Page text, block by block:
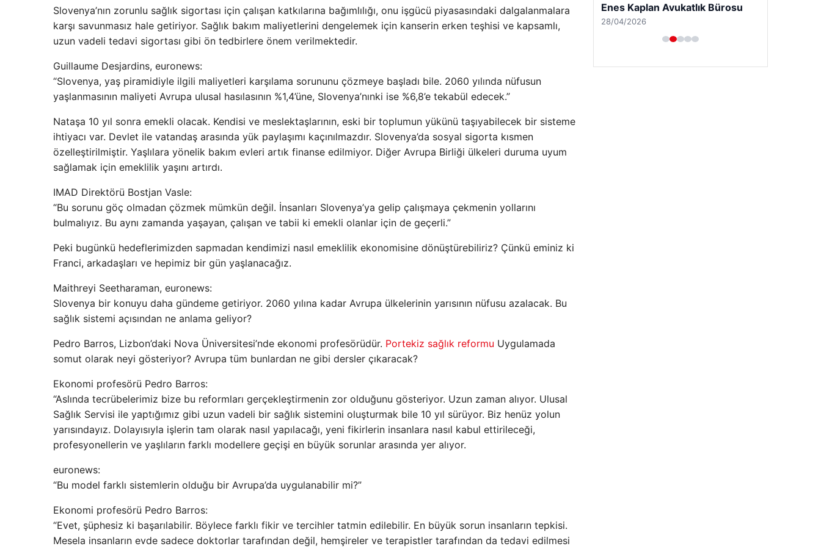
Slovenya’nın zorunlu sağlık sigortası için çalışan katkılarına bağımlılığı, onu işgücü piyasasındaki dalgalanmalara
karşı savunmasız hale getiriyor. Sağlık bakım maliyetlerini dengelemek için kanserin erken teşhisi ve kapsamlı,
uzun vadeli tedavi sigortası gibi ön tedbirlere önem verilmektedir.
Guillaume Desjardins, euronews:
“Slovenya, yaş piramidiyle ilgili maliyetleri karşılama sorununu çözmeye başladı bile. 2060 yılında nüfusun
yaşlanmasının maliyeti Avrupa ulusal hasılasının %1,4’üne, Slovenya’nınki ise %6,8’e tekabül edecek.”
Nataşa 10 yıl sonra emekli olacak. Kendisi ve meslektaşlarının, eski bir toplumun yükünü taşıyabilecek bir sisteme
ihtiyacı var. Devlet ile vatandaş arasında yük paylaşımı kaçınılmazdır. Slovenya’da sosyal sigorta kısmen
özelleştirilmiştir. Yaşlılara yönelik bakım evleri artık finanse edilmiyor. Diğer Avrupa Birliği ülkeleri duruma uyum
sağlamak için emeklilik yaşını artırdı.
IMAD Direktörü Bostjan Vasle:
“Bu sorunu göç olmadan çözmek mümkün değil. İnsanları Slovenya’ya gelip çalışmaya çekmenin yollarını
bulmalıyız. Bu aynı zamanda yaşayan, çalışan ve tabii ki emekli olanlar için de geçerli.”
Peki bugünkü hedeflerimizden sapmadan kendimizi nasıl emeklilik ekonomisine dönüştürebiliriz? Çünkü eminiz ki
Franci, arkadaşları ve hepimiz bir gün yaşlanacağız.
Maithreyi Seetharaman, euronews:
Slovenya bir konuyu daha gündeme getiriyor. 2060 yılına kadar Avrupa ülkelerinin yarısının nüfusu azalacak. Bu
sağlık sistemi açısından ne anlama geliyor?
Pedro Barros, Lizbon’daki Nova Üniversitesi’nde ekonomi profesörüdür. Portekiz sağlık reformu Uygulamada
somut olarak neyi gösteriyor? Avrupa tüm bunlardan ne gibi dersler çıkaracak?
Ekonomi profesörü Pedro Barros:
“Aslında tecrübelerimiz bize bu reformları gerçekleştirmenin zor olduğunu gösteriyor. Uzun zaman alıyor. Ulusal
Sağlık Servisi ile yaptığımız gibi uzun vadeli bir sağlık sistemini oluşturmak bile 10 yıl sürüyor. Biz henüz yolun
yarısındayız. Dolayısıyla işlerin tam olarak nasıl yapılacağı, yeni fikirlerin insanlara nasıl kabul ettirileceği,
profesyonellerin ve yaşlıların farklı modellere geçişi en büyük sorunlar arasında yer alıyor.
euronews:
“Bu model farklı sistemlerin olduğu bir Avrupa’da uygulanabilir mi?”
Ekonomi profesörü Pedro Barros:
“Evet, şüphesiz ki başarılabilir. Böylece farklı fikir ve tercihler tatmin edilebilir. En büyük sorun insanların tepkisi.
Mesela insanların evde sadece doktorlar tarafından değil, hemşireler ve terapistler tarafından da tedavi edilmesi
Enes Kaplan Avukatlık Bürosu
28/04/2026